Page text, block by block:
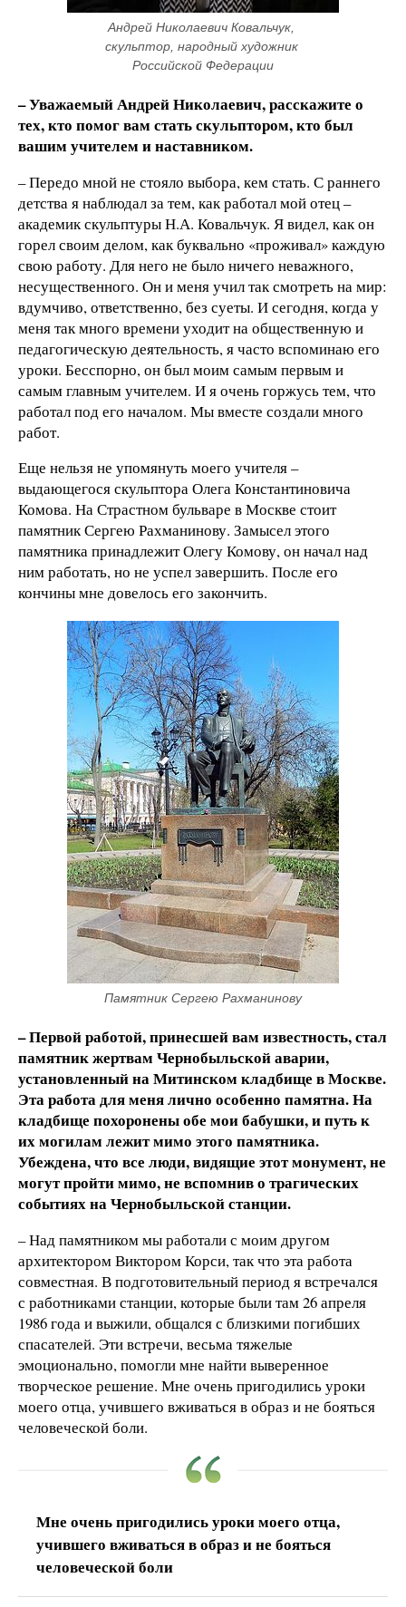
Андрей Николаевич Ковальчук,
скульптор, народный художник
Российской Федерации
– Уважаемый Андрей Николаевич, расскажите о
тех, кто помог вам стать скульптором, кто был
вашим учителем и наставником.
– Передо мной не стояло выбора, кем стать. С раннего
детства я наблюдал за тем, как работал мой отец –
академик скульптуры Н.А. Ковальчук. Я видел, как он
горел своим делом, как буквально «проживал» каждую
свою работу. Для него не было ничего неважного,
несущественного. Он и меня учил так смотреть на мир:
вдумчиво, ответственно, без суеты. И сегодня, когда у
меня так много времени уходит на общественную и
педагогическую деятельность, я часто вспоминаю его
уроки. Бесспорно, он был моим самым первым и
самым главным учителем. И я очень горжусь тем, что
работал под его началом. Мы вместе создали много
работ.
Еще нельзя не упомянуть моего учителя –
выдающегося скульптора Олега Константиновича
Комова. На Страстном бульваре в Москве стоит
памятник Сергею Рахманинову. Замысел этого
памятника принадлежит Олегу Комову, он начал над
ним работать, но не успел завершить. После его
кончины мне довелось его закончить.
Памятник Сергею Рахманинову
– Первой работой, принесшей вам известность, стал
памятник жертвам Чернобыльской аварии,
установленный на Митинском кладбище в Москве.
Эта работа для меня лично особенно памятна. На
кладбище похоронены обе мои бабушки, и путь к
их могилам лежит мимо этого памятника.
Убеждена, что все люди, видящие этот монумент, не
могут пройти мимо, не вспомнив о трагических
событиях на Чернобыльской станции.
– Над памятником мы работали с моим другом
архитектором Виктором Корси, так что эта работа
совместная. В подготовительный период я встречался
с работниками станции, которые были там 26 апреля
1986 года и выжили, общался с близкими погибших
спасателей. Эти встречи, весьма тяжелые
эмоционально, помогли мне найти выверенное
творческое решение. Мне очень пригодились уроки
моего отца, учившего вживаться в образ и не бояться
человеческой боли.
Мне очень пригодились уроки моего отца,
учившего вживаться в образ и не бояться
человеческой боли